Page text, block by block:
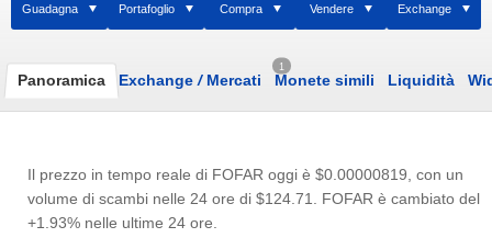
Guadagna Portafoglio Compra Vendere Exchange
Panoramica Exchange /Mercati
1
Monete simili Liquidità
Il prezzo in tempo reale di FOFAR oggi è $0.00000819 , con un
volume di scambi nelle 24 ore di $124.71
. FOFAR è cambiato del
+1.93% nelle ultime 24 ore.